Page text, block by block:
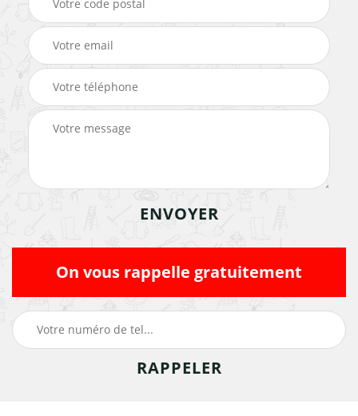
On vous rappelle gratuitement